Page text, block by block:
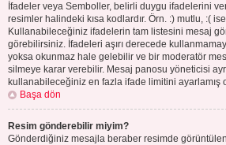
İfadeler veya Semboller, belirli duygu ifadelerini
resimler halindeki kısa kodlardır. Örn. :) mutlu, :(
Kullanabileceğiniz ifadelerin tam listesini mesaj
görebilirsiniz. İfadeleri aşırı derecede
yoksa okunmaz hale gelebilir ve bir moderatör
silmeye karar verebilir. Mesaj panosu yöneticisi
kullanabileceğiniz en fazla ifade limitini ayarlamış
Başa dön
Resim gönderebilir miyim?
Gönderdiğiniz mesajla beraber resimde